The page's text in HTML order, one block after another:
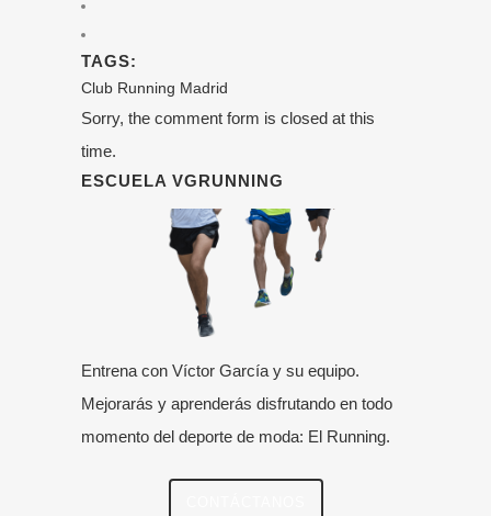
TAGS:
Club Running Madrid
Sorry, the comment form is closed at this
time.
ESCUELA VGRUNNING
Entrena con Víctor García y su equipo.
Mejorarás y aprenderás disfrutando en todo
momento del deporte de moda: El Running.